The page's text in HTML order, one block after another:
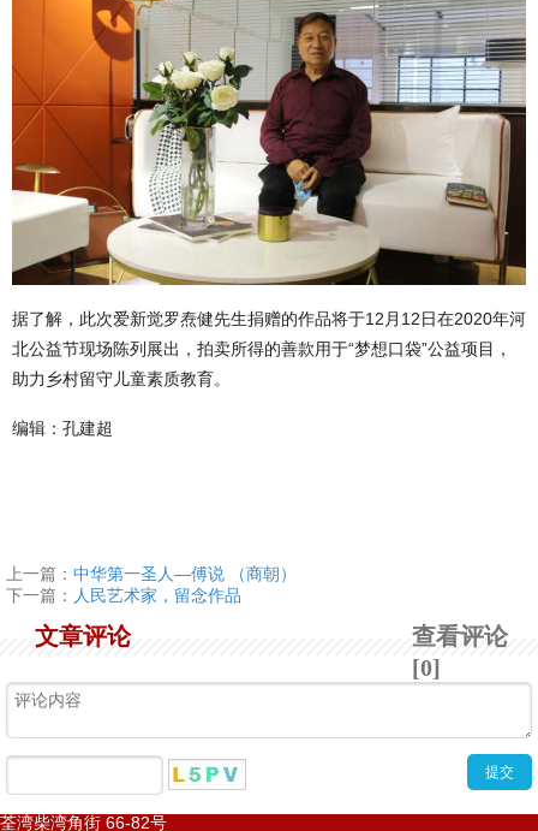
据了解，此次爱新觉罗焘健先生捐赠的作品将于12月12日在2020年河
北公益节现场陈列展出，拍卖所得的善款用于“梦想口袋”公益项目，
助力乡村留守儿童素质教育。
编辑：孔建超
上一篇： 中华第一圣人—傅说 （商朝）
下一篇： 人民艺术家，留念作品
查看评论
[0]
文章评论
荃湾柴湾角街 66-82号